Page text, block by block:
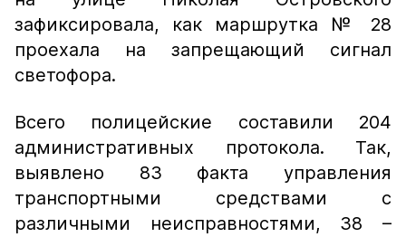
зафиксировала, как маршрутка № 28
проехала на запрещающий сигнал
светофора.
Всего полицейские составили 204
административных протокола. Так,
выявлено 83 факта управления
транспортными средствами с
различными неисправностями, 38 –